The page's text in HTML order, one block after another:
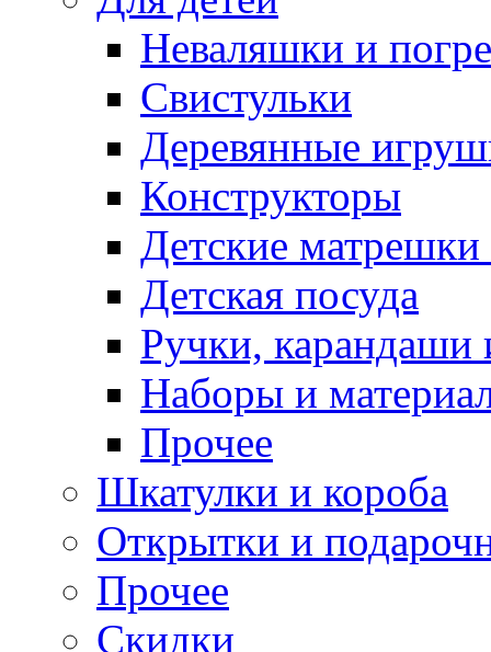
Неваляшки и
Свистульки
Деревянные
Конструкторы
Детские
Детская посуда
Ручки,
Наборы и
Прочее
Шкатулки и короба
Открытки и
Прочее
Скидки